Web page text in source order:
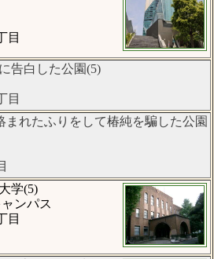
目
告白した公園(5)
目
まれたふりをして椿純を騙した公園
学(5)
ンパス
目